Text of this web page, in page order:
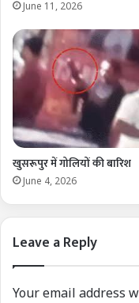
June 11, 2026
खुसरूपुर में गोलियों की बारिश
June 4, 2026
Leave a Reply
Your email address